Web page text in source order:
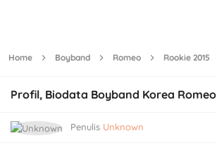
Home Boyband Romeo Rookie 2015
Profil, Biodata Boyband Korea Romeo
Penulis Unknown